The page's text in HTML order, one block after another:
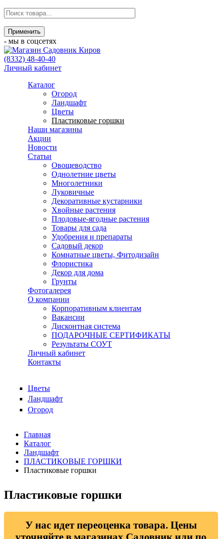
- мы в соцсетях
(8332) 48-40-40
Личный кабинет
Каталог
Огород
Ландшафт
Цветы
Пластиковые горшки
Наши магазины
Акции
Новости
Статьи
Овощеводство
Однолетние цветы
Многолетники
Луковичные
Декоративные кустарники
Хвойные растения
Плодовые-ягодные растения
Товары для сада
Удобрения и препараты
Садовый декор
Комнатные цветы, Фитодизайн
Флористика
Декор для дома
Грунты
Фотогалерея
О компании
Корпоративным клиентам
Вакансии
Дисконтная система
ПОДАРОЧНЫЕ СЕРТИФИКАТЫ
Результаты СОУТ
Личный кабинет
Контакты
Цветы
Ландшафт
Огород
Главная
Каталог
Ландшафт
ПЛАСТИКОВЫЕ ГОРШКИ
Пластиковые горшки
Пластиковые горшки
У нас идет переоценка товара. Цены